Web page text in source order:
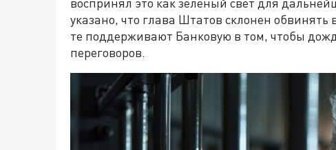
указано, что глава Штатов склонен
те поддерживают Банковую в том, чтобы
переговоров.